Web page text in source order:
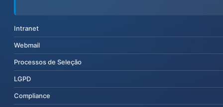
Intranet
Webmail
Processos de Seleção
LGPD
Compliance